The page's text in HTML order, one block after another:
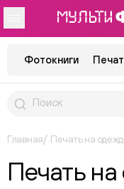
Фотокниги
Главная Печать на
Печать